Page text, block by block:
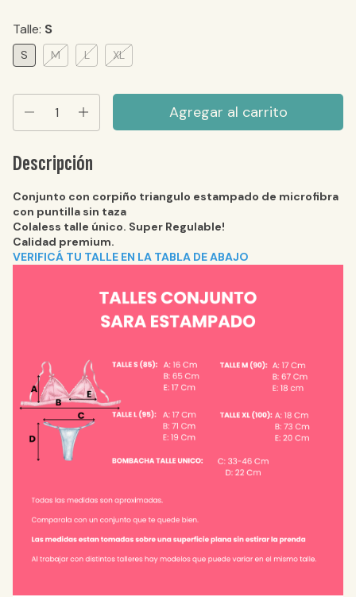
Talle: S
S M L XL
Descripción
Conjunto con corpiño triangulo estampado de microfibra
con puntilla sin taza
Colaless talle único. Super Regulable!
Calidad premium.
VERIFICÁ TU TALLE EN LA TABLA DE ABAJO